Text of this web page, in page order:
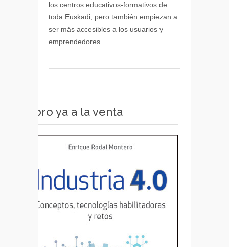
los centros educativos-formativos de
toda Euskadi, pero también empiezan a
ser más accesibles a los usuarios y
emprendedores...
Libro ya a la venta